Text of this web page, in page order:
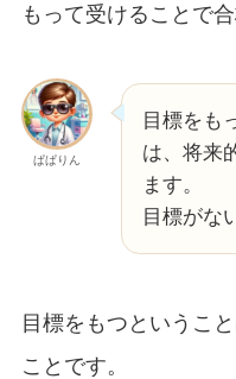
もって受けることで
ぱぱりん
目標をも
は、将来
ます。
目標がな
目標をもつというこ
ことです。